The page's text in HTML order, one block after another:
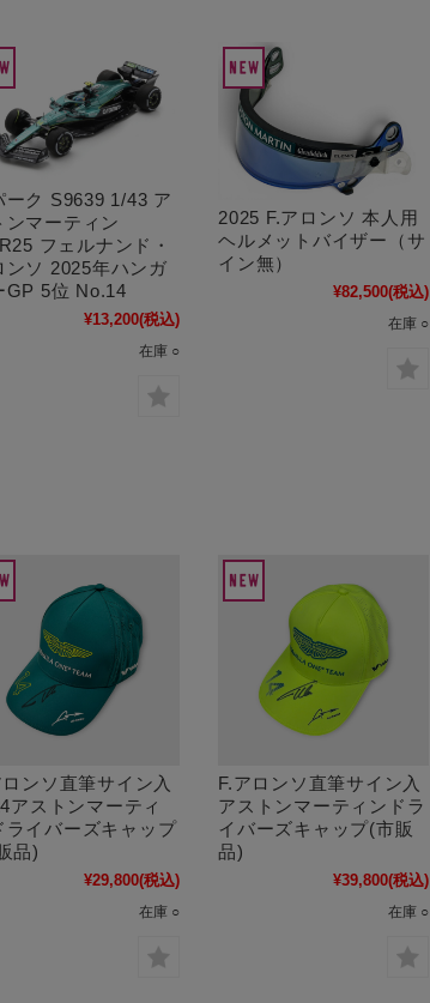
ーク S9639 1/43 ア
ンマーティン
フェルナンド・
ンソ 2025年ハンガ
GP 5位 No.14
¥13,200(税込)
在庫 ○
2025 F.アロンソ 本人用
ヘルメットバイザー（サ
イン無）
¥82,500(税込)
在庫 ○
ロンソ直筆サイン入
アストンマーティ
ライバーズキャップ
品)
¥29,800(税込)
在庫 ○
F.アロンソ直筆サイン入
アストンマーティンドラ
イバーズキャップ(市販
品)
¥39,800(税込)
在庫 ○